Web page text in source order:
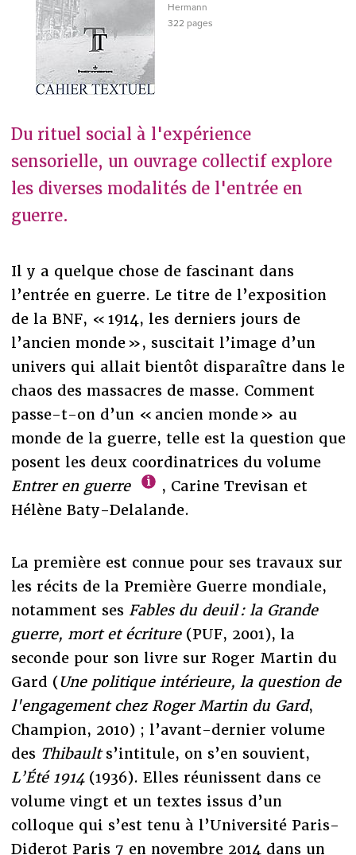
Hermann
322 pages
Du rituel social à l'expérience
sensorielle, un ouvrage collectif explore
les diverses modalités de l'entrée en
guerre.
Il y a quelque chose de fascinant dans
l’entrée en guerre. Le titre de l’exposition
de la BNF, « 1914, les derniers jours de
l’ancien monde », suscitait l’image d’un
univers qui allait bientôt disparaître dans le
chaos des massacres de masse. Comment
passe-t-on d’un « ancien monde » au
monde de la guerre, telle est la question que
posent les deux coordinatrices du volume
Entrer en guerre
, Carine Trevisan et
Hélène Baty-Delalande.
La première est connue pour ses travaux sur
les récits de la Première Guerre mondiale,
notamment ses Fables du deuil : la Grande
guerre, mort et écriture(PUF, 2001), la
seconde pour son livre sur Roger Martin du
Gard (Une politique intérieure, la question de
l'engagement chez Roger Martin du Gard,
Champion, 2010) ; l’avant-dernier volume
des Thibaults’intitule, on s’en souvient,
L’Été 1914(1936). Elles réunissent dans ce
volume vingt et un textes issus d’un
colloque qui s’est tenu à l’Université Paris-
Diderot Paris 7 en novembre 2014 dans un